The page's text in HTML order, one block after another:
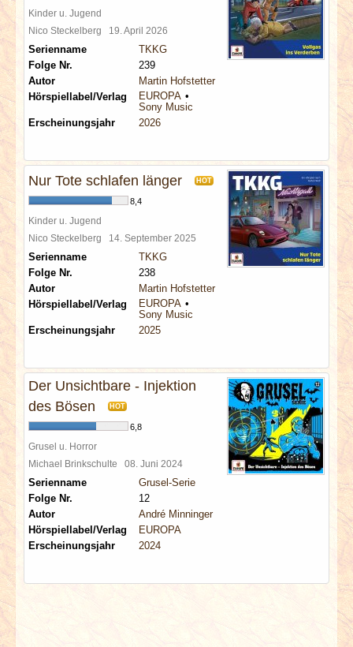
REDAKTION
LINKS
Kinder u. Jugend
Nico Steckelberg 19. April 2026
Serienname
TKKG
Folge Nr.
239
Autor
Martin Hofstetter
Hörspiellabel/Verlag
EUROPA
Sony Music
Erscheinungsjahr
2026
Nur Tote schlafen länger HOT
8,4
Kinder u. Jugend
Nico Steckelberg 14. September 2025
Serienname
TKKG
Folge Nr.
238
Autor
Martin Hofstetter
Hörspiellabel/Verlag
EUROPA
Sony Music
Erscheinungsjahr
2025
Der Unsichtbare - Injektion
des Bösen
HOT
6,8
Grusel u. Horror
Michael Brinkschulte 08. Juni 2024
Serienname
Grusel-Serie
Folge Nr.
12
Autor
André Minninger
Hörspiellabel/Verlag
EUROPA
Erscheinungsjahr
2024